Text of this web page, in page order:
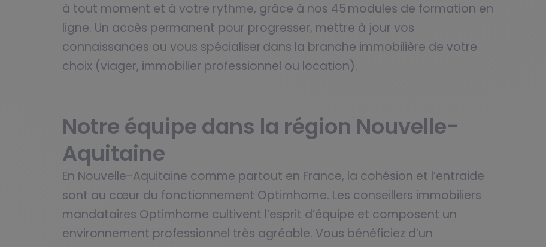
à tout moment et à votre rythme, grâce à nos 45 modules de formation en
ligne. Un accès permanent pour progresser, mettre à jour vos
connaissances ou vous spécialiser dans la branche immobilière de votre
choix (viager, immobilier professionnel ou location).
Notre équipe dans la région Nouvelle-
Aquitaine
En Nouvelle-Aquitaine comme partout en France, la cohésion et l’entraide
sont au cœur du fonctionnement Optimhome. Les conseillers immobiliers
mandataires Optimhome cultivent l’esprit d’équipe et composent un
environnement professionnel très agréable. Vous bénéficiez d’un